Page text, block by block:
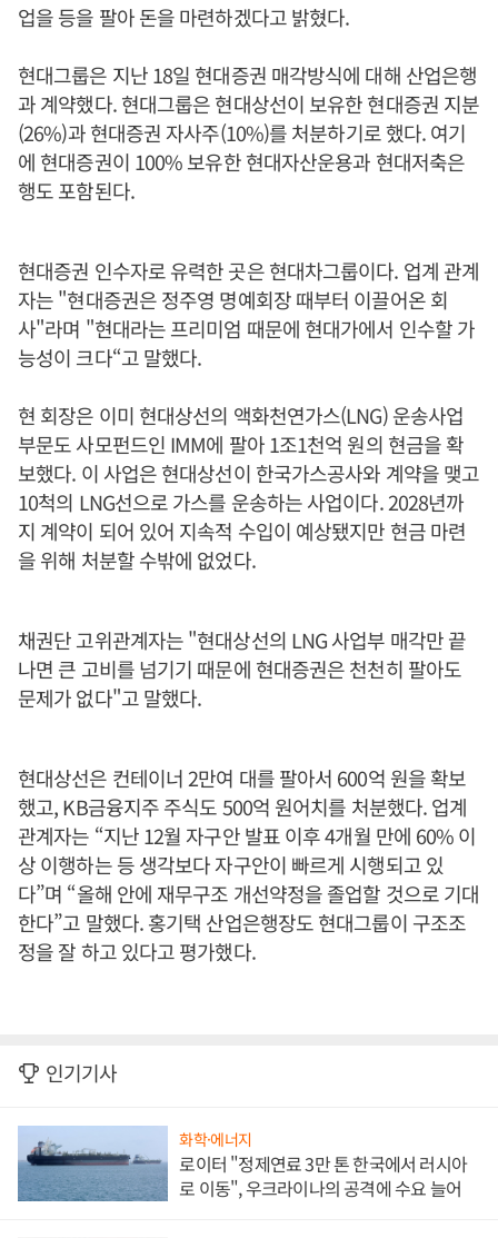
업을 등을 팔아 돈을 마련하겠다고 밝혔다.
현대그룹은 지난 18일 현대증권 매각방식에 대해 산업은행
과 계약했다. 현대그룹은 현대상선이 보유한 현대증권 지분
(26%)과 현대증권 자사주(10%)를 처분하기로 했다. 여기
에 현대증권이 100% 보유한 현대자산운용과 현대저축은
행도 포함된다.
현대증권 인수자로 유력한 곳은 현대차그룹이다. 업계 관계
자는 "현대증권은 정주영 명예회장 때부터 이끌어온 회
사"라며 "현대라는 프리미엄 때문에 현대가에서 인수할 가
능성이 크다“고 말했다.
현 회장은 이미 현대상선의 액화천연가스(LNG) 운송사업
부문도 사모펀드인 IMM에 팔아 1조1천억 원의 현금을 확
보했다. 이 사업은 현대상선이 한국가스공사와 계약을 맺고
10척의 LNG선으로 가스를 운송하는 사업이다. 2028년까
지 계약이 되어 있어 지속적 수입이 예상됐지만 현금 마련
을 위해 처분할 수밖에 없었다.
채권단 고위관계자는 "현대상선의 LNG 사업부 매각만 끝
나면 큰 고비를 넘기기 때문에 현대증권은 천천히 팔아도
문제가 없다"고 말했다.
현대상선은 컨테이너 2만여 대를 팔아서 600억 원을 확보
했고, KB금융지주 주식도 500억 원어치를 처분했다. 업계
관계자는 “지난 12월 자구안 발표 이후 4개월 만에 60% 이
상 이행하는 등 생각보다 자구안이 빠르게 시행되고 있
다”며 “올해 안에 재무구조 개선약정을 졸업할 것으로 기대
한다”고 말했다. 홍기택 산업은행장도 현대그룹이 구조조
정을 잘 하고 있다고 평가했다.
인기기사
화학·에너지
로이터 "정제연료 3만 톤 한국에서 러시아
로 이동", 우크라이나의 공격에 수요 늘어